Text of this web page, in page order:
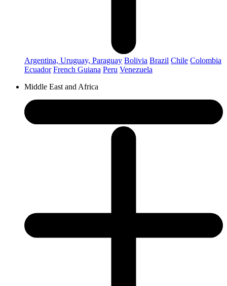
Argentina, Uruguay, Paraguay Bolivia Brazil Chile Colombia
Ecuador French Guiana Peru Venezuela
Middle East and Africa